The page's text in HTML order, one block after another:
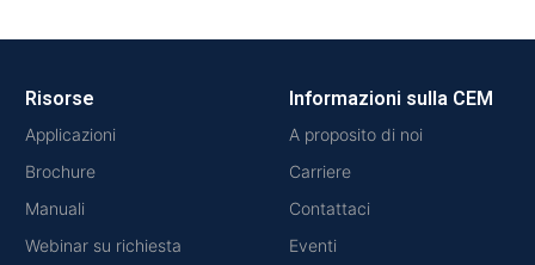
Risorse
Applicazioni
Brochure
Manuali
Webinar su richiesta
Informazioni sulla CEM
A proposito di noi
Carriere
Contattaci
Eventi